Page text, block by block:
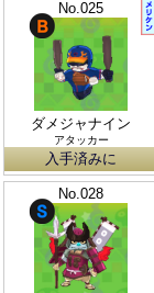
No.025
ダメジャナイン
アタッカー
入手済みに
No.028